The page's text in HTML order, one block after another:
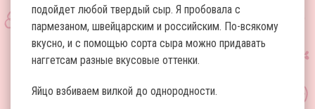
подойдет любой твердый сыр. Я пробовала с
пармезаном, швейцарским и российским. По-всякому
вкусно, и с помощью сорта сыра можно придавать
наггетсам разные вкусовые оттенки.
Яйцо взбиваем вилкой до однородности.